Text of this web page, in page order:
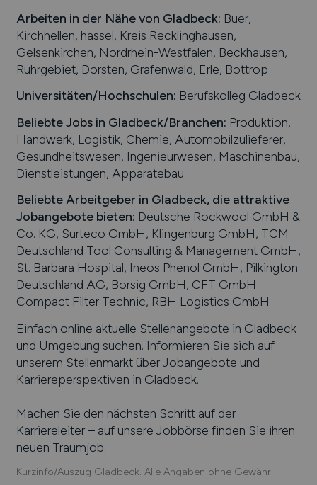
Arbeiten in der Nähe von Gladbeck: Buer,
Kirchhellen, hassel, Kreis Recklinghausen,
Gelsenkirchen, Nordrhein-Westfalen, Beckhausen,
Ruhrgebiet, Dorsten, Grafenwald, Erle, Bottrop
Universitäten/Hochschulen: Berufskolleg Gladbeck
Beliebte Jobs in Gladbeck/Branchen: Produktion,
Handwerk, Logistik, Chemie, Automobilzulieferer,
Gesundheitswesen, Ingenieurwesen, Maschinenbau,
Dienstleistungen, Apparatebau
Beliebte Arbeitgeber in Gladbeck, die attraktive
Jobangebote bieten: Deutsche Rockwool GmbH &
Co. KG, Surteco GmbH, Klingenburg GmbH, TCM
Deutschland Tool Consulting & Management GmbH,
St. Barbara Hospital, Ineos Phenol GmbH, Pilkington
Deutschland AG, Borsig GmbH, CFT GmbH
Compact Filter Technic, RBH Logistics GmbH
Einfach online aktuelle Stellenangebote in Gladbeck
und Umgebung suchen. Informieren Sie sich auf
unserem Stellenmarkt über Jobangebote und
Karriereperspektiven in Gladbeck.
Machen Sie den nächsten Schritt auf der
Karriereleiter – auf unsere Jobbörse finden Sie ihren
neuen Traumjob.
Kurzinfo/Auszug Gladbeck. Alle Angaben ohne Gewähr.